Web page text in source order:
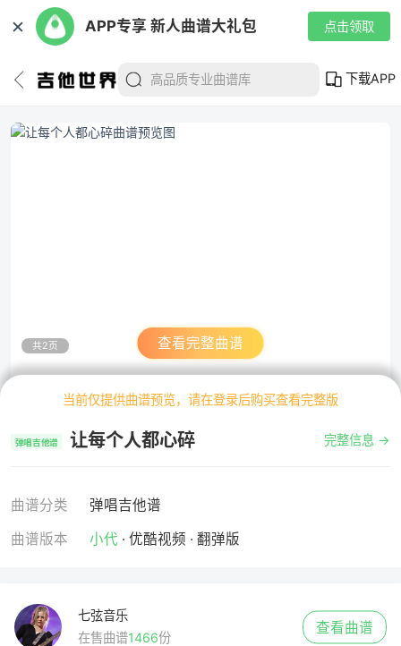
✕ APP专享 新人曲谱大礼包 点击领取
下载APP
共2页 查看完整曲谱
当前仅提供曲谱预览，请在登录后购买查看完整版
完整信息 →
弹唱吉他谱 让每个人都心碎
曲谱分类
弹唱吉他谱
曲谱版本
小代 · 优酷视频 · 翻弹版
七弦音乐
在售曲谱1466份
查看曲谱